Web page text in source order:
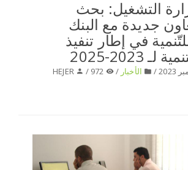
التشغيل: بحث
جديدة مع البنك
في إطار تنفيذ
2025
الأخبار /
HEJER